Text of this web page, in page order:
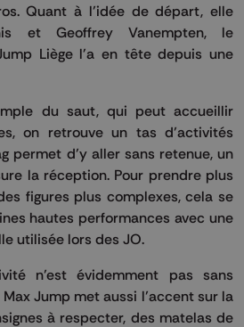
Quant à l’idée de départ, elle
et Geoffrey Vanempten, le
Liège l'a en tête depuis une
du saut, qui peut accueillir
on retrouve un tas d’activités
permet d’y aller sans retenue, un
la réception. Pour prendre plus
figures plus complexes, cela se
hautes performances avec une
utilisée lors des JO.
n’est évidemment pas sans
Jump met aussi l’accent sur la
à respecter, des matelas de